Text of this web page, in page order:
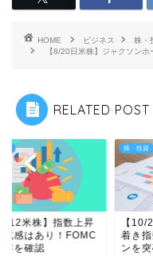
HOME ビジネス
株・
【8/20日米株】ジャクソン
RELATED POST
12米株】指数上昇
戒感はあり！FOMC
容を確認
株・投資
【10/
着き
ンを